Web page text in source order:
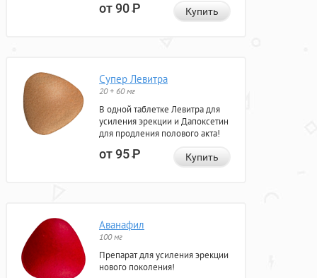
от 90Р Купить
Супер Левитра
20 + 60 мг
В одной таблетке Левитра для
усиления эрекции и Дапоксетин
для продления полового акта!
от 95Р Купить
Аванафил
100 мг
Препарат для усиления эрекции
нового поколения!